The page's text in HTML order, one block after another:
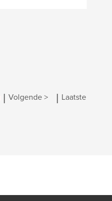
| Volgende > | Laatste